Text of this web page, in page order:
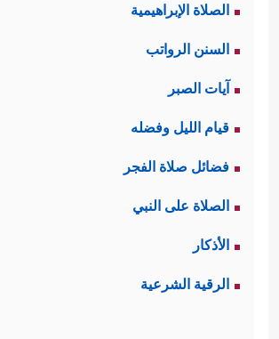
الصلاة الإبراهيمية
السنن الرواتب
آيات الصبر
قيام الليل وفضله
فضائل صلاة الفجر
الصلاة على النبي
الأذكار
الرقية الشرعية